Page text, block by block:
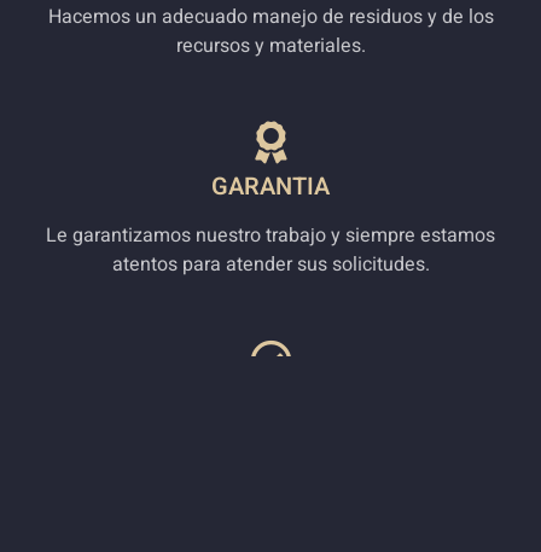
Hacemos un adecuado manejo de residuos y de los
recursos y materiales.
GARANTIA
Le garantizamos nuestro trabajo y siempre estamos
atentos para atender sus solicitudes.